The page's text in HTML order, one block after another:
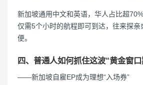
新加坡通用中文和英语，华人占比超
仅需5个小时的航程即可到达，往来探亲
便。
四、普通人如何抓住这波“黄金窗口
——新加坡自雇EP成为理想“入场券”